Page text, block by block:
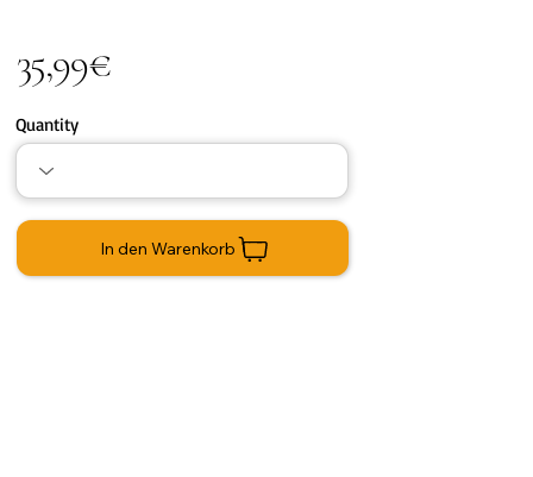
35,99€
Quantity
In den Warenkorb